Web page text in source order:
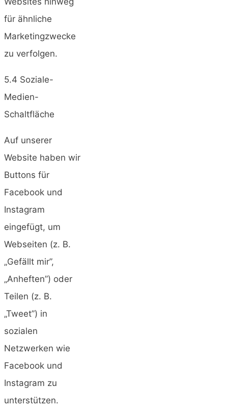
für ähnliche
Marketingzwecke
zu verfolgen.
5.4 Soziale-
Medien-
Schaltfläche
Auf unserer
Website haben wir
Buttons für
Facebook und
Instagram
eingefügt, um
Webseiten (z. B.
„Gefällt mir”,
„Anheften”) oder
Teilen (z. B.
„Tweet”) in
sozialen
Netzwerken wie
Facebook und
Instagram zu
unterstützen.